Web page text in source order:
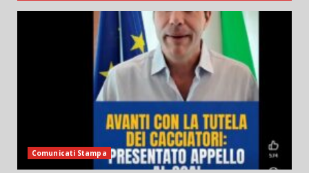
Comunicati Stampa